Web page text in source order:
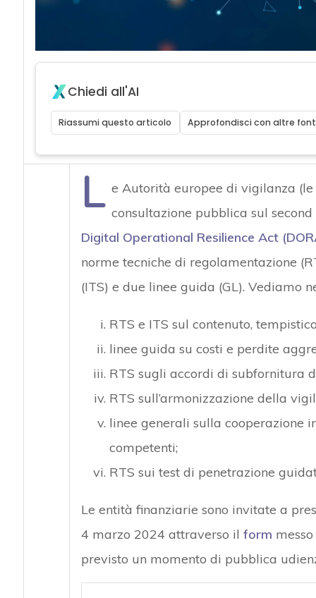
Chiedi all'AI
Riassumi questo articolo Approfondisci con altre
L e Autorità europee di vigilanza (le
consultazione pubblica sul
Digital Operational Resilience Act
norme tecniche di regolamentazione
(ITS) e due linee guida (GL). Vediamo
RTS e ITS sul contenuto,
linee guida su costi e perdite
RTS sugli accordi di subfornitura
RTS sull’armonizzazione della
linee generali sulla cooperazione
competenti;
RTS sui test di penetrazione
Le entità finanziarie sono invitate a
4 marzo 2024 attraverso il form
previsto un momento di pubblica